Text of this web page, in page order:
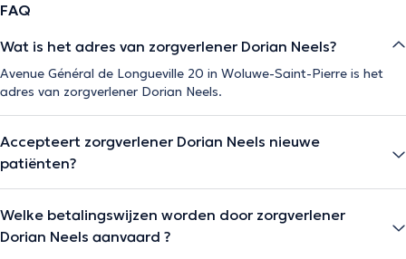
FAQ
Wat is het adres van zorgverlener Dorian Neels?
Avenue Général de Longueville 20 in Woluwe-Saint-Pierre is het
adres van zorgverlener Dorian Neels.
Accepteert zorgverlener Dorian Neels nieuwe
patiënten?
Welke betalingswijzen worden door zorgverlener
Dorian Neels aanvaard ?